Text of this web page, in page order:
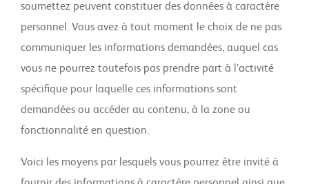
soumettez peuvent constituer des données à caractère
personnel. Vous avez à tout moment le choix de ne pas
communiquer les informations demandées, auquel cas
vous ne pourrez toutefois pas prendre part à l’activité
spécifique pour laquelle ces informations sont
demandées ou accéder au contenu, à la zone ou
fonctionnalité en question.
Voici les moyens par lesquels vous pourrez être invité à